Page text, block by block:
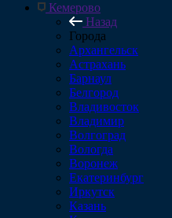
Кемерово
Назад
Города
Архангельск
Астрахань
Барнаул
Белгород
Владивосток
Владимир
Волгоград
Вологда
Воронеж
Екатеринбург
Иркутск
Казань